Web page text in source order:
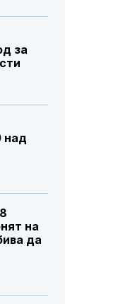
за
над
на
да